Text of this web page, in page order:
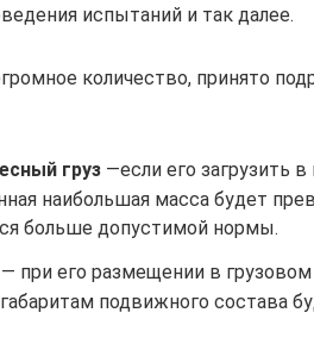
испытаний и так далее.
количество, принято
груз —если его загрузить в
наибольшая масса будет
больше допустимой нормы.
— при его размещении в
габаритам подвижного состава